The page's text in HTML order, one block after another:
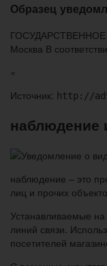
Образец
ГОСУДАРСТВЕННОЕ
Москва В
«
Источник: http://
наблюдение
наблюдение – это
лиц и прочих
Устанавливаемые
линий связи.
посетителей